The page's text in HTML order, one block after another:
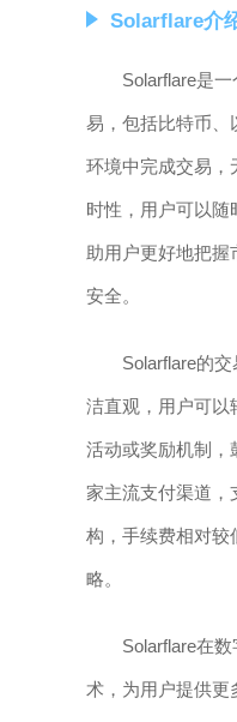
Solarflare介
Solarflare是
易，包括比特币、
环境中完成交易，
时性，用户可以随
助用户更好地把
安全。
Solarflare的
洁直观，用户可以
活动或奖励机制，
家主流支付渠道，
构，手续费相对较
略。
Solarflare在
术，为用户提供更